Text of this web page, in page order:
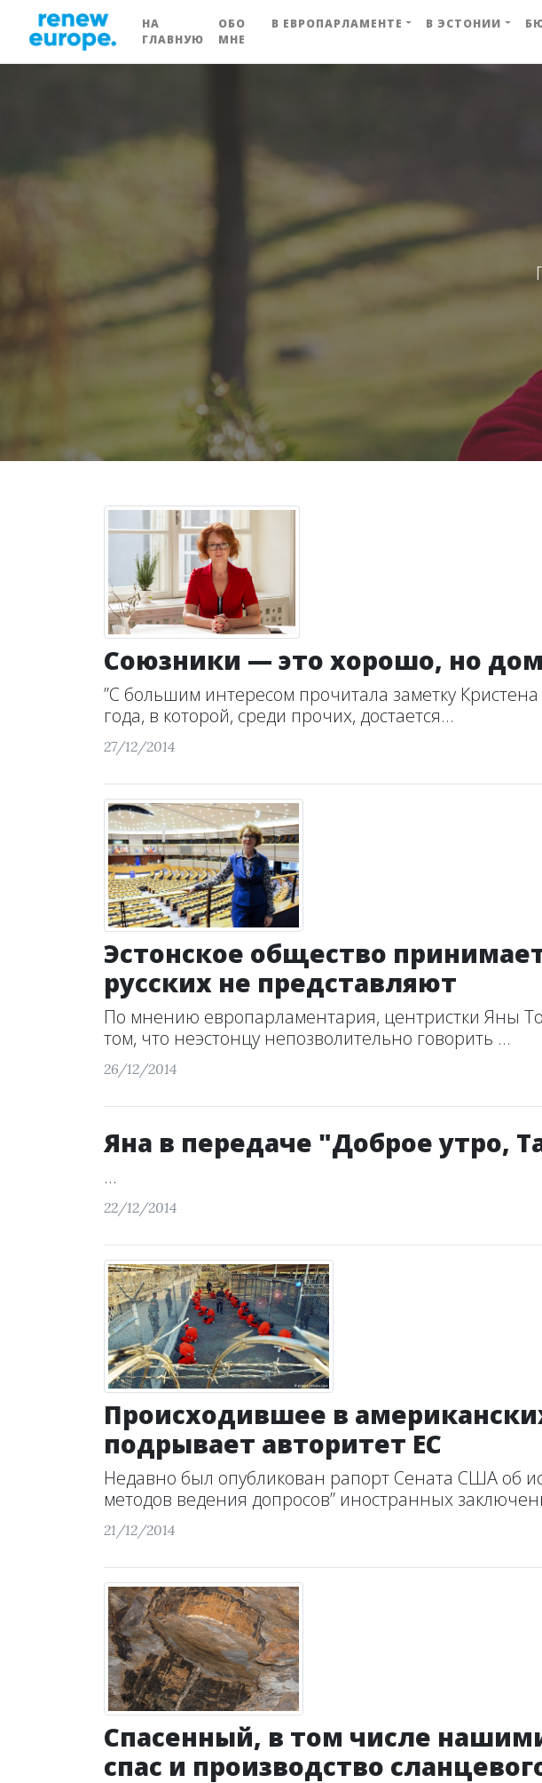
НА
ГЛАВНУЮ
ОБО
МНЕ
В ЕВРОПАРЛАМЕНТЕ В ЭСТОНИИ
Союзники — это хорошо, но
”С большим интересом прочитала заметку
года, в которой, среди прочих, достается...
27/12/2014
Эстонское общество
русских не представляют
По мнению европарламентария, центристки Яны
том, что неэстонцу непозволительно говорить ...
26/12/2014
Яна в передаче "Доброе утро,
...
22/12/2014
Происходившее в
подрывает авторитет ЕС
Недавно был опубликован рапорт Сената США об
методов ведения допросов” иностранных
21/12/2014
Спасенный, в том числе
спас и производство